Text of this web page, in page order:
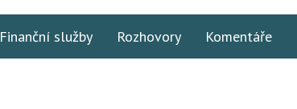
Finanční služby Rozhovory Komentáře